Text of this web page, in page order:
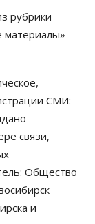
области
на
рубрики
материалы»
СМИ:
связи,
Общество
и